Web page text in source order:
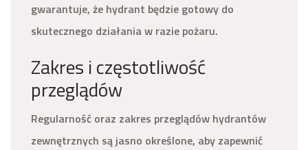
gwarantuje, że hydrant będzie gotowy do
skutecznego działania w razie pożaru.
Zakres i częstotliwość
przeglądów
Regularność oraz zakres przeglądów hydrantów
zewnętrznych są jasno określone, aby zapewnić